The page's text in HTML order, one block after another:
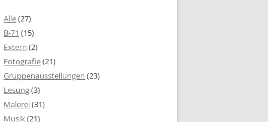
Alle(27)
B-71 (15)
Extern (2)
Fotografie(21)
Gruppenausstellungen (23)
Lesung(3)
Malerei(31)
Musik (21)